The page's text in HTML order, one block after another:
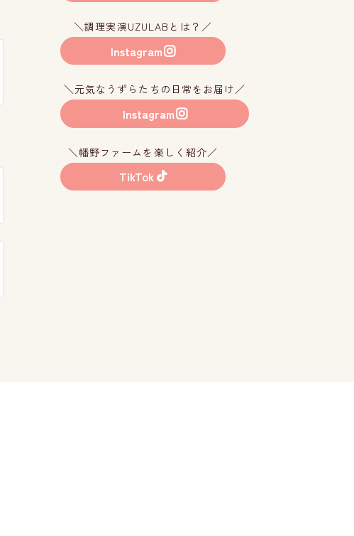
＼調理実演UZULABとは？／
Instagram
＼元気なうずらたちの日常をお届け／
Instagram
＼幡野ファームを楽しく紹介／
TikTok